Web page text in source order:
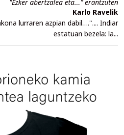
"Ezker abertzalea eta..." erantzuten
Karlo Ravelik
lurraren azpian dabil….".... Indiar
estatuan bezela: la...